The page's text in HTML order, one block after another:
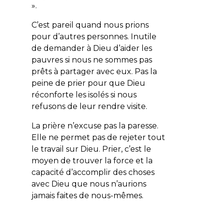
».
C’est pareil quand nous prions
pour d’autres personnes. Inutile
de demander à Dieu d’aider les
pauvres si nous ne sommes pas
prêts à partager avec eux. Pas la
peine de prier pour que Dieu
réconforte les isolés si nous
refusons de leur rendre visite.
La prière n’excuse pas la paresse.
Elle ne permet pas de rejeter tout
le travail sur Dieu. Prier, c’est le
moyen de trouver la force et la
capacité d’accomplir des choses
avec Dieu que nous n’aurions
jamais faites de nous-mêmes.